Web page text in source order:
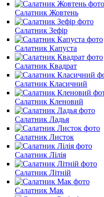
Салатник Жовтень
Салатник Зефір
Салатник Капуста
Салатник Квадрат
Салатник Класичний
Салатник Кленовий
Салатник Ладья
Салатник Листок
Салатник Лілія
Салатник Літній
Салатник Мак